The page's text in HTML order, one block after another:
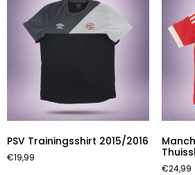
PSV Trainingsshirt 2015/2016
€19,99
€24,99